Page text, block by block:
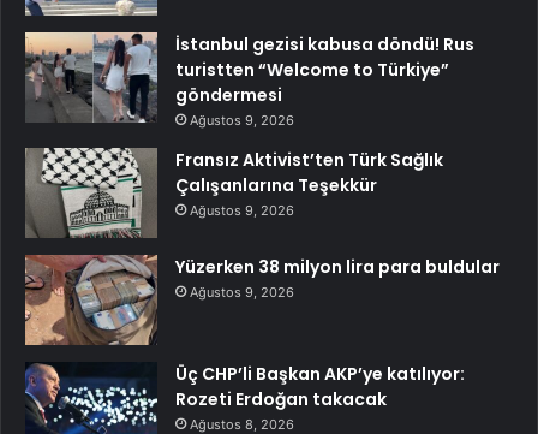
İstanbul gezisi kabusa döndü! Rus
turistten “Welcome to Türkiye”
göndermesi
Ağustos 9, 2026
Fransız Aktivist’ten Türk Sağlık
Çalışanlarına Teşekkür
Ağustos 9, 2026
Yüzerken 38 milyon lira para buldular
Ağustos 9, 2026
Üç CHP’li Başkan AKP’ye katılıyor:
Rozeti Erdoğan takacak
Ağustos 8, 2026